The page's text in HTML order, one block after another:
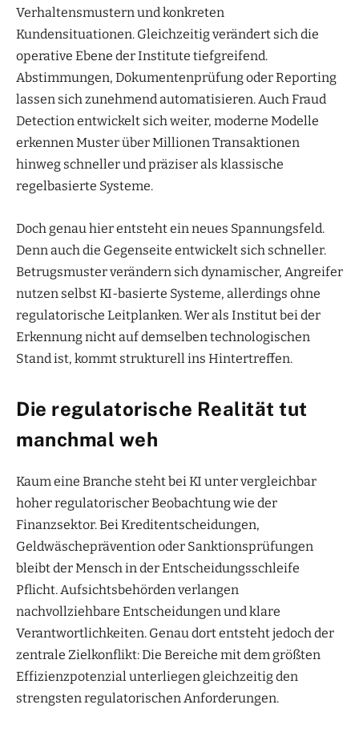
Verhaltensmustern und konkreten
Kundensituationen. Gleichzeitig verändert sich die
operative Ebene der Institute tiefgreifend.
Abstimmungen, Dokumentenprüfung oder Reporting
lassen sich zunehmend automatisieren. Auch Fraud
Detection entwickelt sich weiter, moderne Modelle
erkennen Muster über Millionen Transaktionen
hinweg schneller und präziser als klassische
regelbasierte Systeme.
Doch genau hier entsteht ein neues Spannungsfeld.
Denn auch die Gegenseite entwickelt sich schneller.
Betrugsmuster verändern sich dynamischer, Angreifer
nutzen selbst KI-basierte Systeme, allerdings ohne
regulatorische Leitplanken. Wer als Institut bei der
Erkennung nicht auf demselben technologischen
Stand ist, kommt strukturell ins Hintertreffen.
Die regulatorische Realität tut
manchmal weh
Kaum eine Branche steht bei KI unter vergleichbar
hoher regulatorischer Beobachtung wie der
Finanzsektor. Bei Kreditentscheidungen,
Geldwäscheprävention oder Sanktionsprüfungen
bleibt der Mensch in der Entscheidungsschleife
Pflicht. Aufsichtsbehörden verlangen
nachvollziehbare Entscheidungen und klare
Verantwortlichkeiten. Genau dort entsteht jedoch der
zentrale Zielkonflikt: Die Bereiche mit dem größten
Effizienzpotenzial unterliegen gleichzeitig den
strengsten regulatorischen Anforderungen.